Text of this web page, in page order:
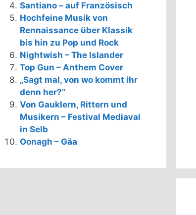
Santiano – auf Französisch
Hochfeine Musik von
Rennaissance über Klassik
bis hin zu Pop und Rock
Nightwish – The Islander
Top Gun – Anthem Cover
„Sagt mal, von wo kommt ihr
denn her?“
Von Gauklern, Rittern und
Musikern – Festival Mediaval
in Selb
Oonagh – Gäa